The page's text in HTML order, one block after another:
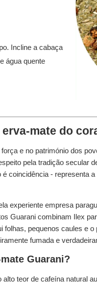
Incline a cabaça
água quente
mate do
e no património dos
pela tradição secular
coincidência - representa
experiente empresa
Guarani combinam Ilex
folhas, pequenos caules e
fumada e
Guarani?
alto teor de cafeína natural